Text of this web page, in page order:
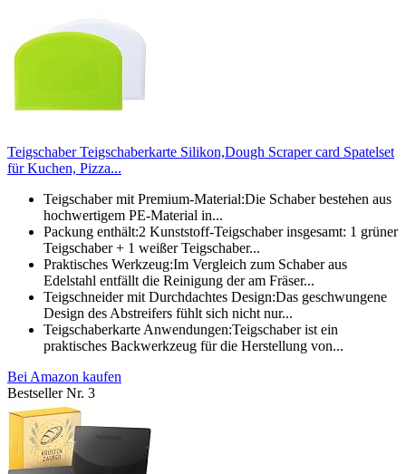
Teigschaber Teigschaberkarte Silikon,Dough Scraper card Spatelset
für Kuchen, Pizza...
Teigschaber mit Premium-Material:Die Schaber bestehen aus
hochwertigem PE-Material in...
Packung enthält:2 Kunststoff-Teigschaber insgesamt: 1 grüner
Teigschaber + 1 weißer Teigschaber...
Praktisches Werkzeug:Im Vergleich zum Schaber aus
Edelstahl entfällt die Reinigung der am Fräser...
Teigschneider mit Durchdachtes Design:Das geschwungene
Design des Abstreifers fühlt sich nicht nur...
Teigschaberkarte Anwendungen:Teigschaber ist ein
praktisches Backwerkzeug für die Herstellung von...
Bei Amazon kaufen
Bestseller Nr. 3